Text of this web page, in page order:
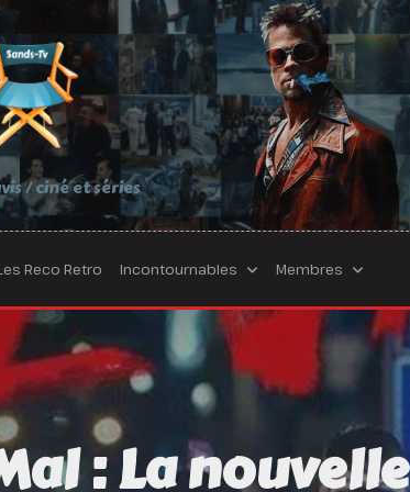
/ ciné et séries
Reco Retro Incontournables Membres
: La nouvelle